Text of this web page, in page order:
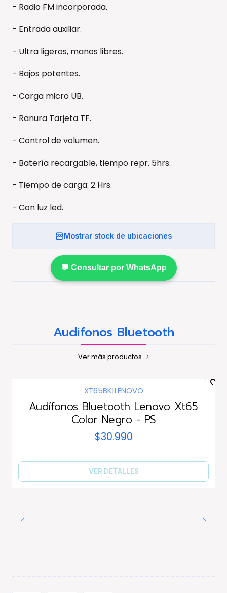
- Radio FM incorporada.
- Entrada auxiliar.
- Ultra ligeros, manos libres.
- Bajos potentes.
- Carga micro UB.
- Ranura Tarjeta TF.
- Control de volumen.
- Batería recargable, tiempo repr. 5hrs.
- Tiempo de carga: 2 Hrs.
- Con luz led.
Mostrar stock de ubicaciones
💬 Consultar por WhatsApp
Audifonos Bluetooth
Ver más productos
XT65BK|LENOVO
Audífonos Bluetooth Lenovo Xt65
Color Negro - PS
$30.990
VER DETALLES